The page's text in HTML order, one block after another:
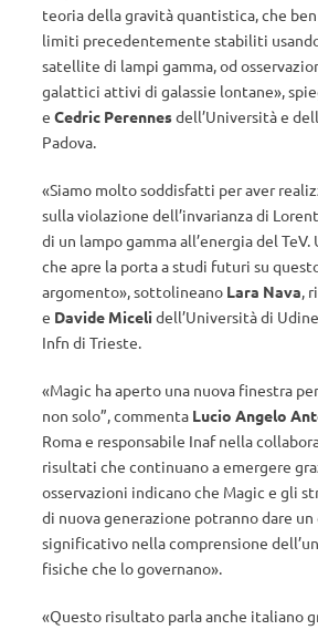
teoria della gravità quantistica, che
limiti precedentemente stabiliti
satellite di lampi gamma, od
galattici attivi di galassie lontane»,
e Cedric Perennesdell’Università e
Padova.
«Siamo molto soddisfatti per aver
sulla violazione dell’invarianza di
di un lampo gamma all’energia del
che apre la porta a studi futuri su
argomento», sottolineano Lara Nava,
e Davide Miceli dell’Università di
Infn di Trieste.
«Magic ha aperto una nuova finestra
non solo”, commenta Lucio Angelo
Roma e responsabile Inaf nella
risultati che continuano a emergere
osservazioni indicano che Magic e gli
di nuova generazione potranno dare
significativo nella comprensione
fisiche che lo governano».
«Questo risultato parla anche italiano